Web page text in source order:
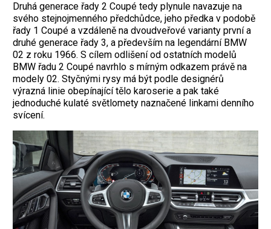
Druhá generace řady 2 Coupé tedy plynule navazuje na
svého stejnojmenného předchůdce, jeho předka v podobě
řady 1 Coupé a vzdáleně na dvoudveřové varianty první a
druhé generace řady 3, a především na legendární BMW
02 z roku 1966. S cílem odlišení od ostatních modelů
BMW řadu 2 Coupé navrhlo s mírným odkazem právě na
modely 02. Styčnými rysy má být podle designérů
výrazná linie obepínající tělo karoserie a pak také
jednoduché kulaté světlomety naznačené linkami denního
svícení.